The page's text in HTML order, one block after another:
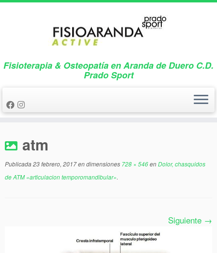
Saltar
Fisioterapia & Osteopatía en Aranda de Duero C.D.
Prado Sport
atm
Publicada23 febrero, 2017en dimensiones 728 × 546enDolor, chasquidos
de ATM «articulacion temporomandibular».
Siguiente →